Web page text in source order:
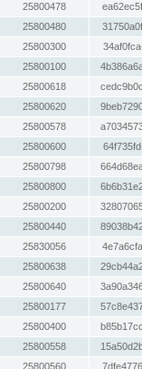
25800478
25800480
25800300
25800100
25800618
25800620
25800578
25800600
25800798
25800800
25800200
25800440
25830056
25800638
25800640
25800177
25800400
25800558
25800560